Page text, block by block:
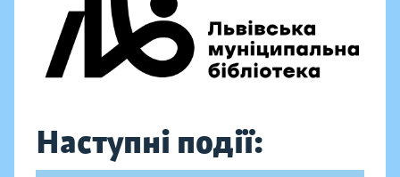
Наступні події: